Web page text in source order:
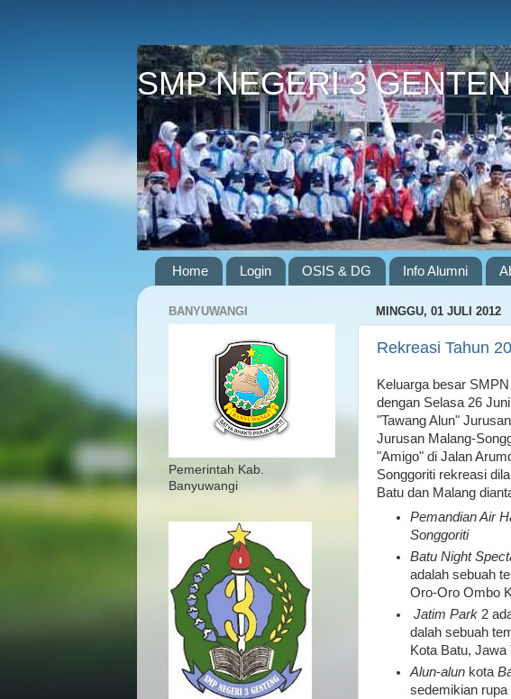
SMP NEGERI 3
Home Login OSIS & DG Info Alumni
MINGGU, 01 JULI 2012
Rekreasi Tahun
Keluarga besar
dengan Selasa 26
"Tawang Alun"
Jurusan Malang-
"Amigo" di Jalan
Songgoriti rekreasi
Batu dan Malang
Pemandian Air
Songgoriti
Batu Night
adalah sebuah
Oro-Oro Ombo
Jatim Park 2
dalah sebuah
Kota Batu, Jawa
Alun-alun kota
sedemikian
BANYUWANGI
Pemerintah Kab.
Banyuwangi